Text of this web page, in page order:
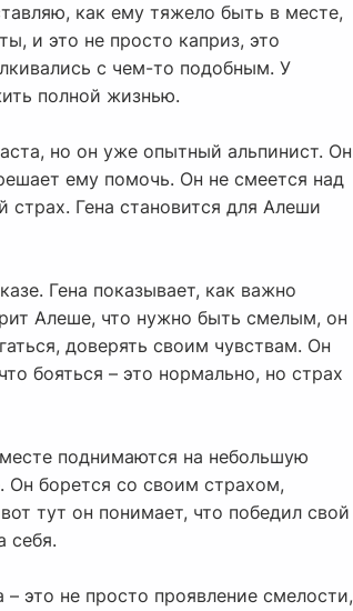
как ему тяжело быть в месте,
и это не просто каприз, это
с чем-то подобным. У
полной жизнью.
но он уже опытный альпинист. Он
ему помочь. Он не смеется над
страх. Гена становится для Алеши
Гена показывает, как важно
Алеше, что нужно быть смелым, он
доверять своим чувствам. Он
бояться – это нормально, но страх
поднимаются на небольшую
Он борется со своим страхом,
тут он понимает, что победил свой
себя.
это не просто проявление смелости,